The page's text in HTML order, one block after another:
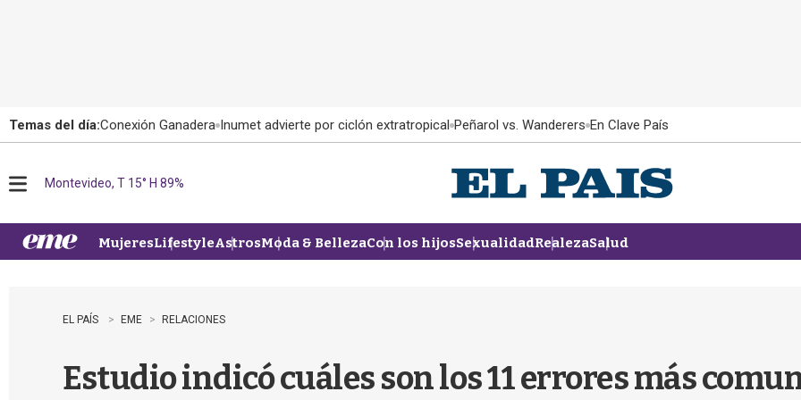
Temas del día:Conexión Ganadera Inumet advierte por ciclón extratropical Peñarol vs. Wanderers En Clave País
u
Montevideo, T 15° H 89%
MujeresLifestyleAstrosModa & BellezaCon los hijosSexualidadRealezaSalud
EL PAÍS EME RELACIONES
Estudio indicó cuáles son los 11 errores más